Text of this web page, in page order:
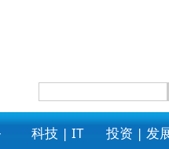
科技 | IT 投资 | 发